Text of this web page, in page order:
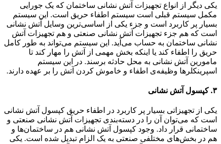
یکی دیگر از انواع تجهیزات آتش نشانی ساختمان که یک جورایی
مکمل سیستم قبلی است سیستم اطفاء حریق است. این سیستم
بسیار پر کاربرد است و جزء یکی از اساسی‌ترین وسایل آتش نشانی
است که هم جزء تجهیزات آتش نشانی صنعتی و هم تجهیزات آتش
نشانی ساختمان به حساب می‌آید. این سیستم می‌تواند به طور کامل
حریق را اطفاء کند یا اینکه بخش مهمی از آتش را مهار کند تا
مامورین آتش نشانی به محل حادثه برسند. در این سیستم
اسپرینکلرها وظیفه‌ی اطفاء و خاموش کردن آتش را بر عهده دارند.
۳. کپسول آتش نشانی
یکی از تجهیزاتی بسیار پر کاربرد در اطفاء حریق کپسول آتش نشانی
است که می‌توان آن را در دسته‌بندی تجهیزات آتش نشانی صنعتی و
ساختمانی قرار داد. وجود کپسول آتش نشانی هم در ساختمان‌ها و
هم در بخش‌های مختلفی صنعتی به یک الزام تبدیل شده است. یکی